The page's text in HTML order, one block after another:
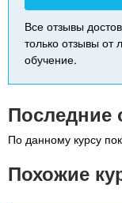
Все отзывы
только отзывы от
обучение.
Последние
По данному курсу
Похожие